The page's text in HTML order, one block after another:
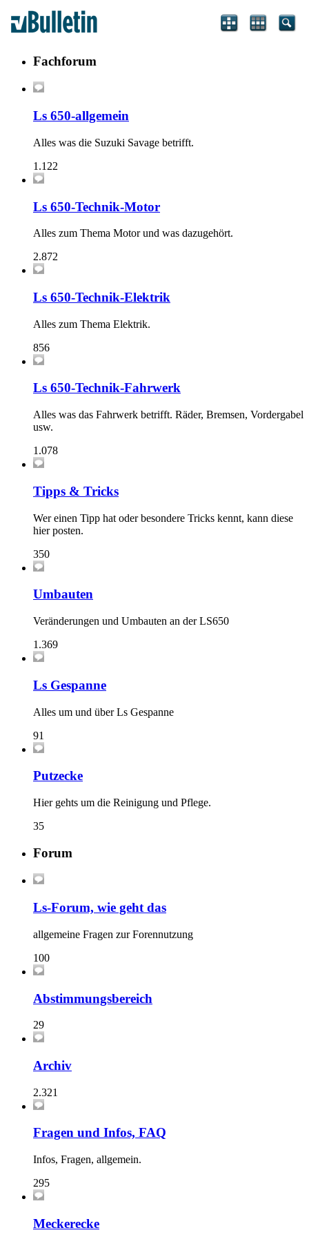
Fachforum
Ls 650-allgemein
Alles was die Suzuki Savage betrifft.
1.122
Ls 650-Technik-Motor
Alles zum Thema Motor und was dazugehört.
2.872
Ls 650-Technik-Elektrik
Alles zum Thema Elektrik.
856
Ls 650-Technik-Fahrwerk
Alles was das Fahrwerk betrifft. Räder, Bremsen, Vordergabel
usw.
1.078
Tipps & Tricks
Wer einen Tipp hat oder besondere Tricks kennt, kann diese
hier posten.
350
Umbauten
Veränderungen und Umbauten an der LS650
1.369
Ls Gespanne
Alles um und über Ls Gespanne
91
Putzecke
Hier gehts um die Reinigung und Pflege.
35
Forum
Ls-Forum, wie geht das
allgemeine Fragen zur Forennutzung
100
Abstimmungsbereich
29
Archiv
2.321
Fragen und Infos, FAQ
Infos, Fragen, allgemein.
295
Meckerecke